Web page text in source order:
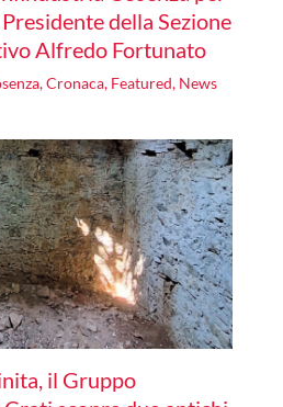
della Sezione
Alfredo Fortunato
,Cronaca, Featured, News
il Gruppo